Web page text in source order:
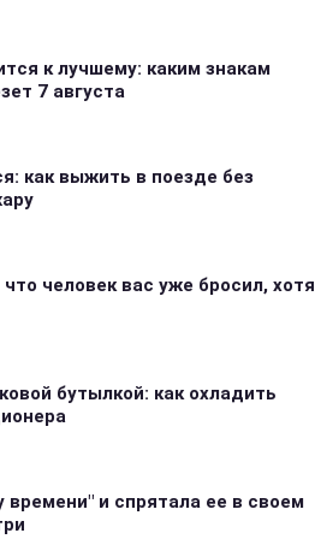
к лучшему: каким знакам
7 августа
как выжить в поезде без
человек вас уже бросил, хотя
бутылкой: как охладить
и спрятала ее в своем